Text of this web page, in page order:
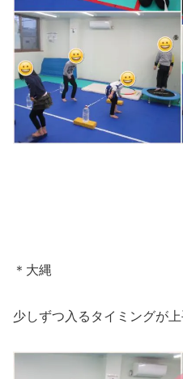
＊大縄
少しずつ入るタイミングが